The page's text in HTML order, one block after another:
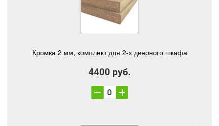
Кромка 2 мм, комплект для 2-х дверного шкафа
4400 руб.